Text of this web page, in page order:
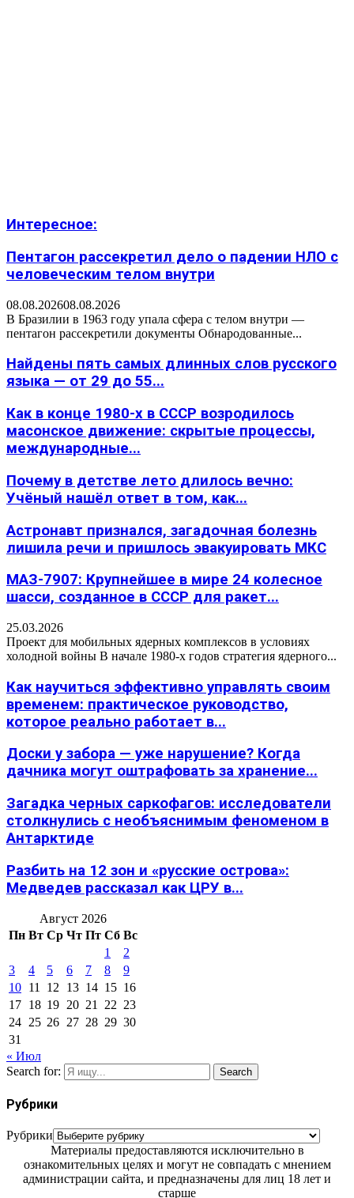
Интересное:
Пентагон рассекретил дело о падении НЛО с
человеческим телом внутри
08.08.202608.08.2026
В Бразилии в 1963 году упала сфера с телом внутри —
пентагон рассекретили документы Обнародованные...
Найдены пять самых длинных слов русского
языка — от 29 до 55...
Как в конце 1980-х в СССР возродилось
масонское движение: скрытые процессы,
международные...
Почему в детстве лето длилось вечно:
Учёный нашёл ответ в том, как...
Астронавт признался, загадочная болезнь
лишила речи и пришлось эвакуировать МКС
МАЗ-7907: Крупнейшее в мире 24 колесное
шасси, созданное в СССР для ракет...
25.03.2026
Проект для мобильных ядерных комплексов в условиях
холодной войны В начале 1980-х годов стратегия ядерного...
Как научиться эффективно управлять своим
временем: практическое руководство,
которое реально работает в...
Доски у забора — уже нарушение? Когда
дачника могут оштрафовать за хранение...
Загадка черных саркофагов: исследователи
столкнулись с необъяснимым феноменом в
Антарктиде
Разбить на 12 зон и «русские острова»:
Медведев рассказал как ЦРУ в...
Август 2026
Пн Вт Ср Чт Пт Сб Вс
1
2
3
4 5 6 7 8
9
10 11 12 13 14 15 16
17 18 19 20 21 22 23
24 25 26 27 28 29 30
31
« Июл
Search for:
Search
Рубрики
Рубрики
Материалы предоставляются исключительно в
ознакомительных целях и могут не совпадать с мнением
администрации сайта, и предназначены для лиц 18 лет и
старше